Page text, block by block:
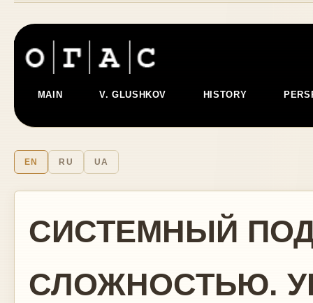
MAIN V. GLUSHKOV HISTORY
EN RU UA
СИСТЕМНЫЙ
СЛОЖНОСТЬЮ.